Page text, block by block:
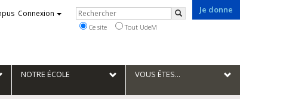
Je donne
Connexion Rechercher
Rechercher
Ce site Tout UdeM
NOTRE ÉCOLE VOUS ÊTES...